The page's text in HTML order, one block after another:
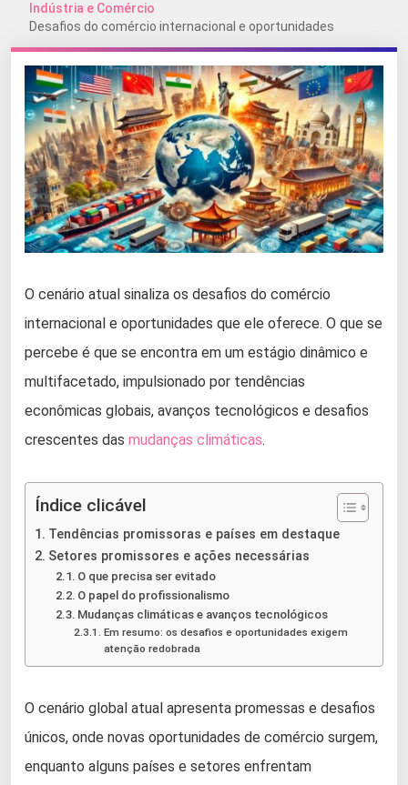
Indústria e Comércio
Desafios do comércio internacional e oportunidades
O cenário atual sinaliza os desafios do comércio
internacional e oportunidades que ele oferece. O que se
percebe é que se encontra em um estágio dinâmico e
multifacetado, impulsionado por tendências
econômicas globais, avanços tecnológicos e desafios
crescentes das mudanças climáticas.
Índice clicável
Tendências promissoras e países em destaque
Setores promissores e ações necessárias
O que precisa ser evitado
O papel do profissionalismo
Mudanças climáticas e avanços tecnológicos
Em resumo: os desafios e oportunidades exigem
atenção redobrada
O cenário global atual apresenta promessas e desafios
únicos, onde novas oportunidades de comércio surgem,
enquanto alguns países e setores enfrentam